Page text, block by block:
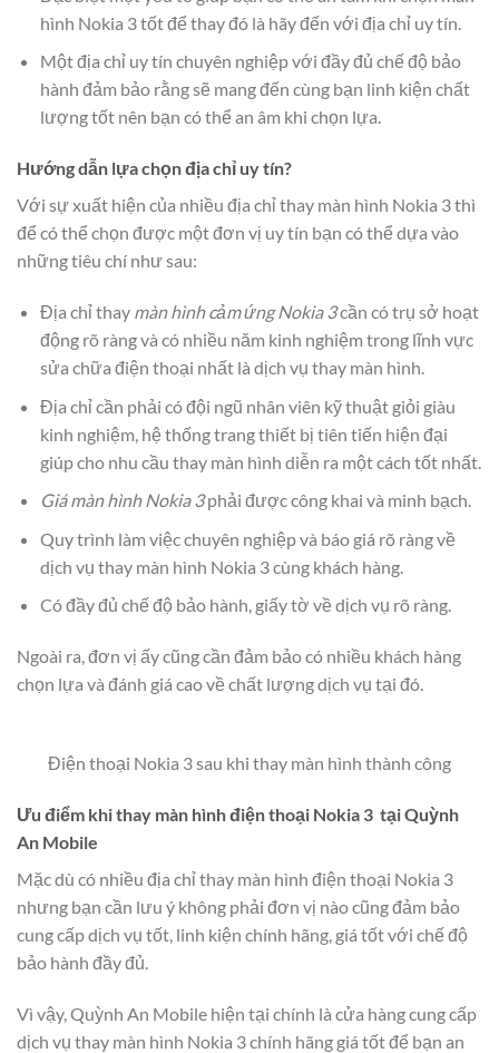
hình Nokia 3 tốt để thay đó là hãy đến với địa chỉ uy tín.
Một địa chỉ uy tín chuyên nghiệp với đầy đủ chế độ bảo
hành đảm bảo rằng sẽ mang đến cùng bạn linh kiện chất
lượng tốt nên bạn có thể an âm khi chọn lựa.
Hướng dẫn lựa chọn địa chỉ uy tín?
Với sự xuất hiện của nhiều địa chỉ thay màn hình Nokia 3 thì
để có thể chọn được một đơn vị uy tín bạn có thể dựa vào
những tiêu chí như sau:
Địa chỉ thay màn hình cảm ứng Nokia 3cần có trụ sở hoạt
động rõ ràng và có nhiều năm kinh nghiệm trong lĩnh vực
sửa chữa điện thoại nhất là dịch vụ thay màn hình.
Địa chỉ cần phải có đội ngũ nhân viên kỹ thuật giỏi giàu
kinh nghiệm, hệ thống trang thiết bị tiên tiến hiện đại
giúp cho nhu cầu thay màn hình diễn ra một cách tốt nhất.
Giá màn hình Nokia 3phải được công khai và minh bạch.
Quy trình làm việc chuyên nghiệp và báo giá rõ ràng về
dịch vụ thay màn hình Nokia 3 cùng khách hàng.
Có đầy đủ chế độ bảo hành, giấy tờ về dịch vụ rõ ràng.
Ngoài ra, đơn vị ấy cũng cần đảm bảo có nhiều khách hàng
chọn lựa và đánh giá cao về chất lượng dịch vụ tại đó.
Điện thoại Nokia 3 sau khi thay màn hình thành công
Ưu điểm khi thay màn hình điện thoại Nokia 3 tại Quỳnh
An Mobile
Mặc dù có nhiều địa chỉ thay màn hình điện thoại Nokia 3
nhưng bạn cần lưu ý không phải đơn vị nào cũng đảm bảo
cung cấp dịch vụ tốt, linh kiện chính hãng, giá tốt với chế độ
bảo hành đầy đủ.
Vì vậy, Quỳnh An Mobile hiện tại chính là cửa hàng cung cấp
dịch vụ thay màn hình Nokia 3 chính hãng giá tốt để bạn an